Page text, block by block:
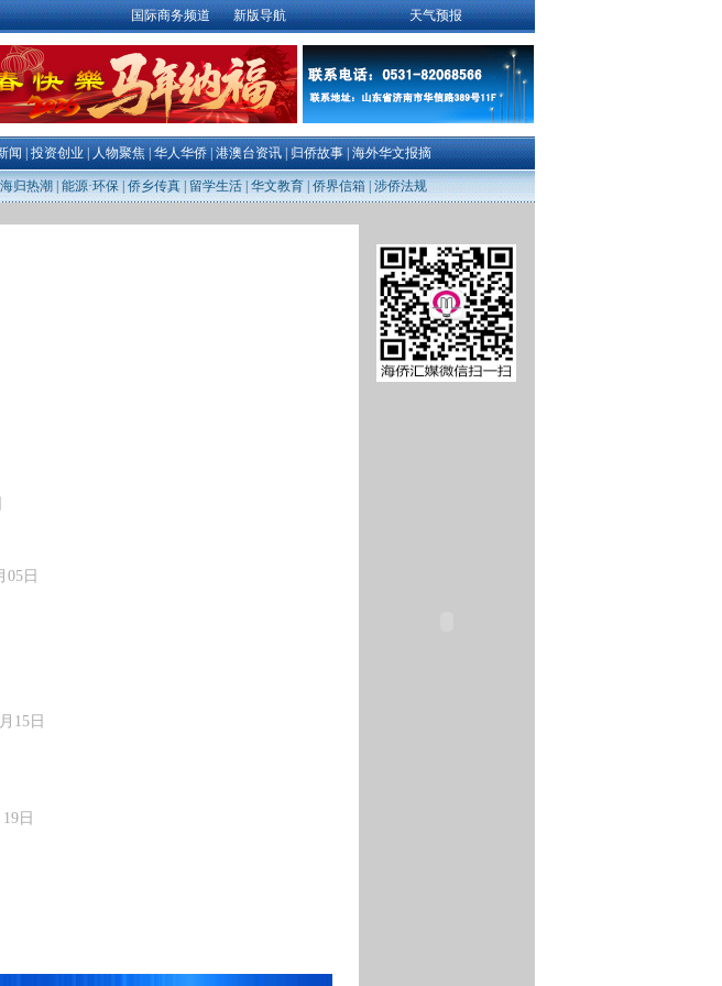
国际商务频道 新版导航 天气预报
闻|投资创业|人物聚焦|华人华侨|港澳台资讯|归侨故事|海外华文报摘
海归热潮 能源·环保 侨乡传真 留学生活 华文教育 侨界信箱 涉侨法规
05日
15日
日